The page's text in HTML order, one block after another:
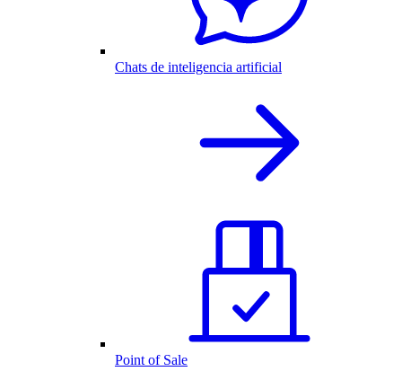
Chats de inteligencia artificial
Point of Sale